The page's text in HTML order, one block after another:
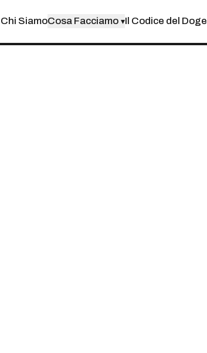
Chi SiamoCosa Facciamo ▾Il Codice del Doge